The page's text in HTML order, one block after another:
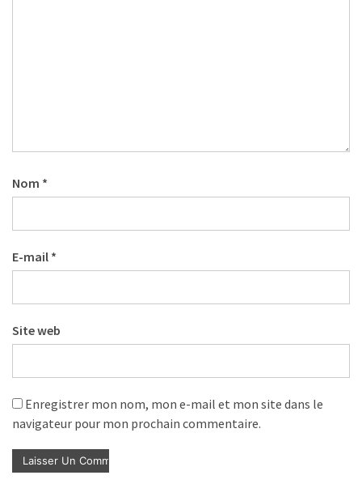
Nom *
E-mail *
Site web
Enregistrer mon nom, mon e-mail et mon site dans le
navigateur pour mon prochain commentaire.